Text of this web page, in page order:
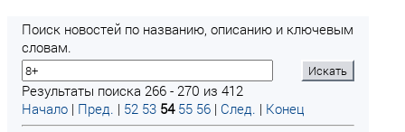
Поиск новостей по названию, описанию и ключевым
словам.
Результаты поиска 266 - 270 из 412
Начало | Пред. | 52 53 54 55 56 | След. | Конец